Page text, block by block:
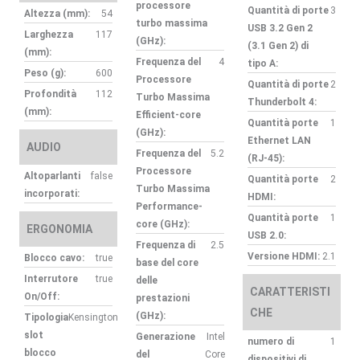
Altezza (mm):
54
Larghezza
(mm):
117
Peso (g):
600
Profondità
(mm):
112
AUDIO
Altoparlanti
incorporati:
false
ERGONOMIA
Blocco cavo:
true
Interrutore
On/Off:
true
Tipologia
slot
blocco
Kensington
processore
turbo massima
(GHz):
Frequenza del
Processore
Turbo Massima
Efficient-core
(GHz):
4
Frequenza del
Processore
Turbo Massima
Performance-
core (GHz):
5.2
Frequenza di
base del core
delle
prestazioni
(GHz):
2.5
Generazione
del
Intel
Core
Quantità di porte
USB 3.2 Gen 2
(3.1 Gen 2) di
tipo A:
3
Quantità di porte
Thunderbolt 4:
2
Quantità porte
Ethernet LAN
(RJ-45):
1
Quantità porte
HDMI:
2
Quantità porte
USB 2.0:
1
Versione HDMI: 2.1
CARATTERISTI
CHE
numero di
1